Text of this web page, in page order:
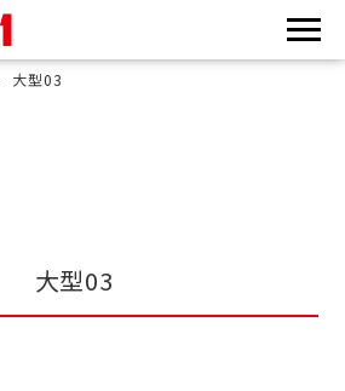
大型03
大型03